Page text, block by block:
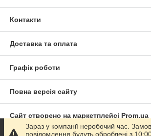
Контакти
Доставка та оплата
Графік роботи
Повна версія сайту
Сайт створено на маркетплейсі Prom.ua
Зараз у компанії неробочий час.
повідомлення будуть оброблені з